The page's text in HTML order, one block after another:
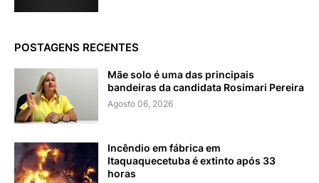
POSTAGENS RECENTES
Mãe solo é uma das principais
bandeiras da candidata Rosimari Pereira
Agosto 06, 2026
Incêndio em fábrica em
Itaquaquecetuba é extinto após 33
horas